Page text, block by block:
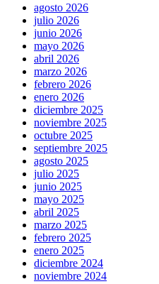
agosto 2026
julio 2026
junio 2026
mayo 2026
abril 2026
marzo 2026
febrero 2026
enero 2026
diciembre 2025
noviembre 2025
octubre 2025
septiembre 2025
agosto 2025
julio 2025
junio 2025
mayo 2025
abril 2025
marzo 2025
febrero 2025
enero 2025
diciembre 2024
noviembre 2024